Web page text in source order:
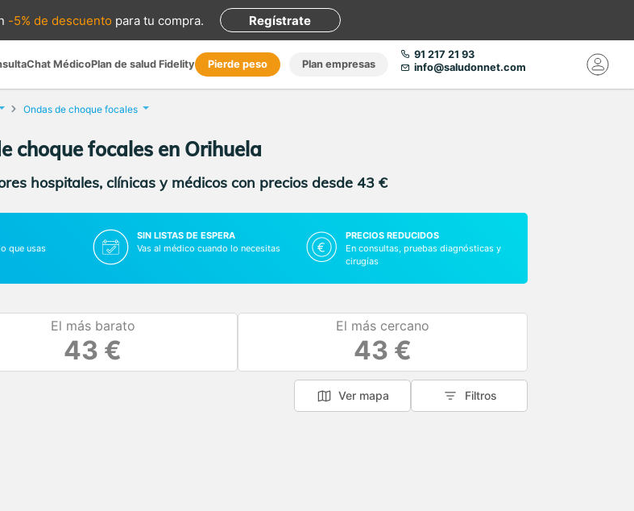
-5% de descuento para tu compra. Regístrate
Chat MédicoPlan de salud Fidelity Pierde peso Plan empresas
91 217 21 93
info@saludonnet.com
Ondas de choque focales
choque focales en Orihuela
hospitales, clínicas y médicos con precios desde 43 €
que usas
SIN LISTAS DE ESPERA
Vas al médico cuando lo necesitas
PRECIOS REDUCIDOS
En consultas, pruebas diagnósticas y
cirugías
El más barato
43 €
El más cercano
43 €
Ver mapa Filtros